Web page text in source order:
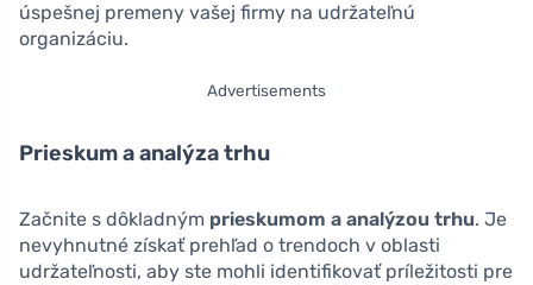
úspešnej premeny vašej firmy na udržateľnú
organizáciu.
Advertisements
Prieskum a analýza trhu
Začnite s dôkladným prieskumom a analýzou trhu. Je
nevyhnutné získať prehľad o trendoch v oblasti
udržateľnosti, aby ste mohli identifikovať príležitosti pre